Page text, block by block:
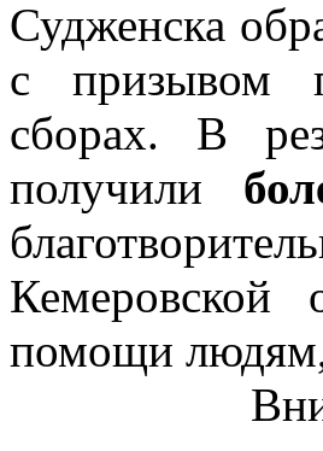
Судженска
с призывом
сборах. В
получили
Кемеровской
помощи людям,
Внимание